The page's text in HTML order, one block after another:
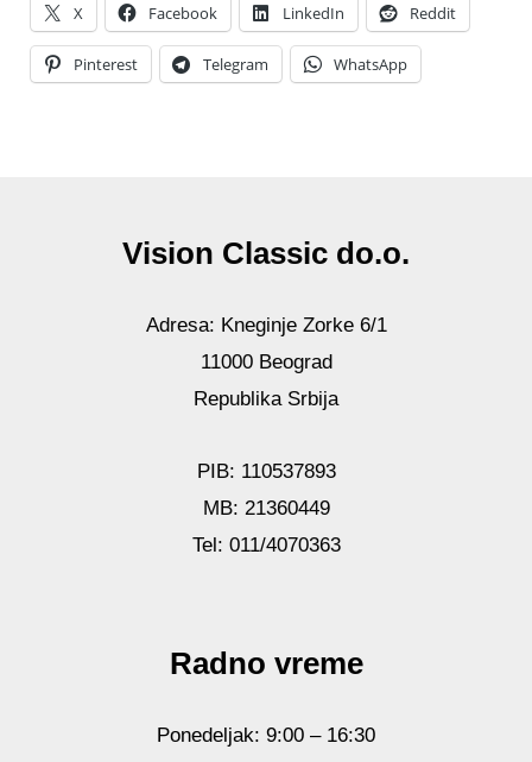
X Facebook LinkedIn Reddit
Pinterest Telegram WhatsApp
Vision Classic do.o.
Adresa: Kneginje Zorke 6/1
11000 Beograd
Republika Srbija
PIB: 110537893
MB: 21360449
Tel: 011/4070363
Radno vreme
Ponedeljak: 9:00 – 16:30